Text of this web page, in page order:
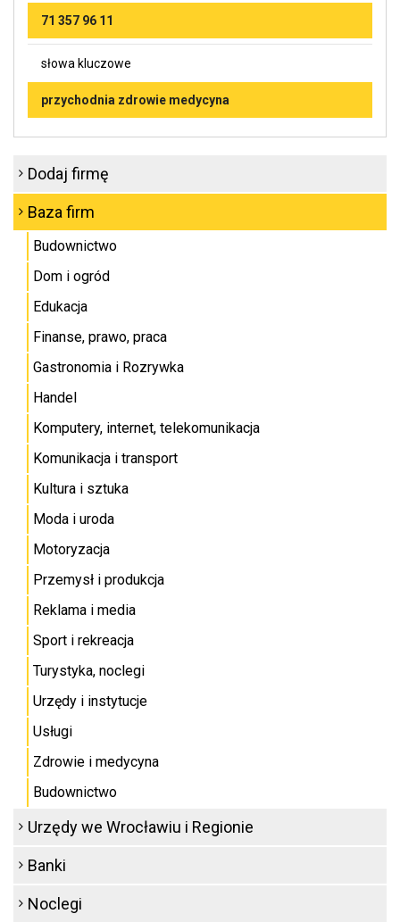
71 357 96 11
słowa kluczowe
przychodnia zdrowie medycyna
Dodaj firmę
Baza firm
Budownictwo
Dom i ogród
Edukacja
Finanse, prawo, praca
Gastronomia i Rozrywka
Handel
Komputery, internet, telekomunikacja
Komunikacja i transport
Kultura i sztuka
Moda i uroda
Motoryzacja
Przemysł i produkcja
Reklama i media
Sport i rekreacja
Turystyka, noclegi
Urzędy i instytucje
Usługi
Zdrowie i medycyna
Budownictwo
Urzędy we Wrocławiu i Regionie
Banki
Noclegi